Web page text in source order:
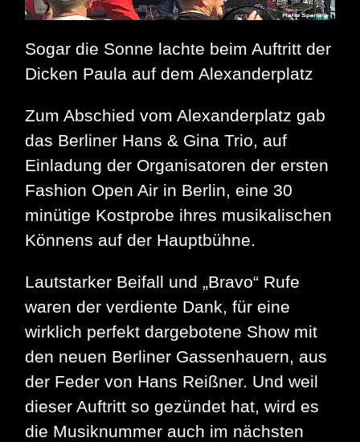
Sogar die Sonne lachte beim Auftritt der
Dicken Paula auf dem Alexanderplatz
Zum Abschied vom Alexanderplatz gab
das Berliner Hans & Gina Trio, auf
Einladung der Organisatoren der ersten
Fashion Open Air in Berlin, eine 30
minütige Kostprobe ihres musikalischen
Könnens auf der Hauptbühne.
Lautstarker Beifall und „Bravo“ Rufe
waren der verdiente Dank, für eine
wirklich perfekt dargebotene Show mit
den neuen Berliner Gassenhauern, aus
der Feder von Hans Reißner. Und weil
dieser Auftritt so gezündet hat, wird es
die Musiknummer auch im nächsten